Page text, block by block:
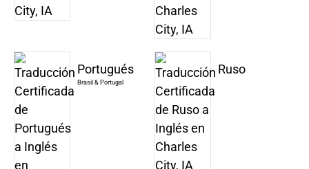
Portugués
Brasil & Portugal
Ruso